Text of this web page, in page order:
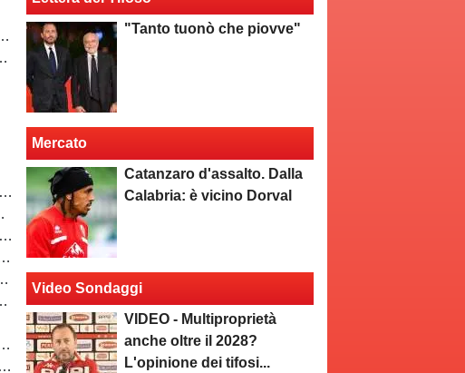
"Tanto tuonò che piovve"
Mercato
Catanzaro d'assalto. Dalla
Calabria: è vicino Dorval
Video Sondaggi
VIDEO - Multiproprietà
anche oltre il 2028?
L'opinione dei tifosi...